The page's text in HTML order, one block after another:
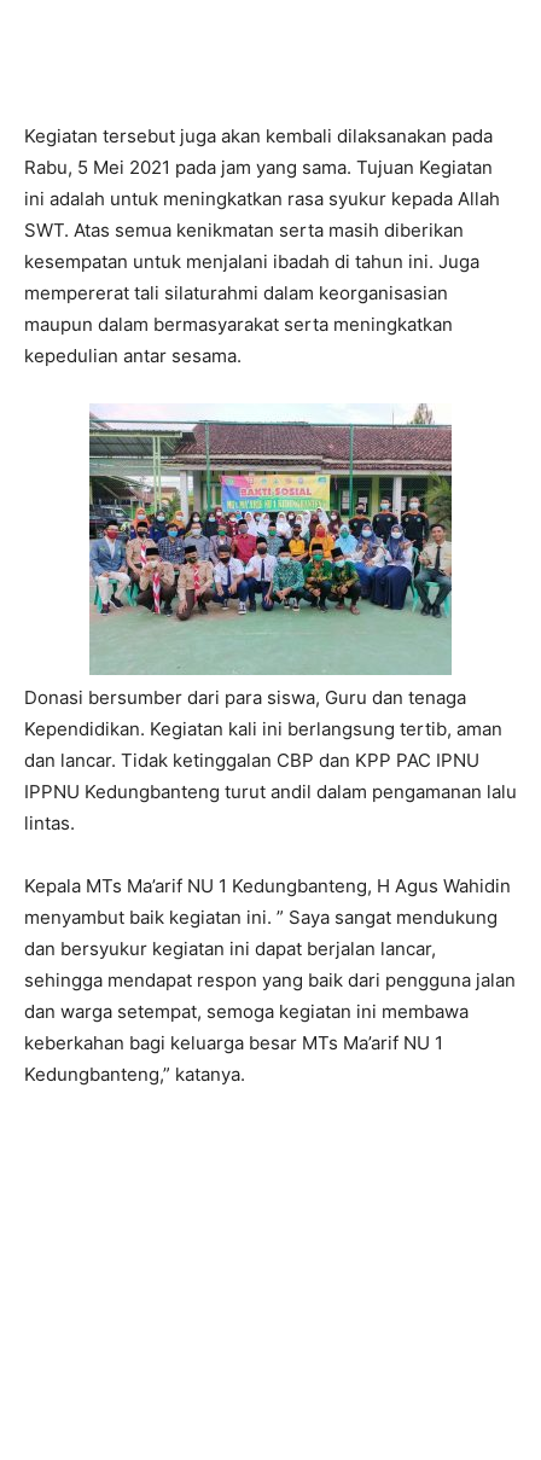
Kegiatan tersebut juga akan kembali dilaksanakan pada
Rabu, 5 Mei 2021 pada jam yang sama. Tujuan Kegiatan
ini adalah untuk meningkatkan rasa syukur kepada Allah
SWT. Atas semua kenikmatan serta masih diberikan
kesempatan untuk menjalani ibadah di tahun ini. Juga
mempererat tali silaturahmi dalam keorganisasian
maupun dalam bermasyarakat serta meningkatkan
kepedulian antar sesama.
Donasi bersumber dari para siswa, Guru dan tenaga
Kependidikan. Kegiatan kali ini berlangsung tertib, aman
dan lancar. Tidak ketinggalan CBP dan KPP PAC IPNU
IPPNU Kedungbanteng turut andil dalam pengamanan lalu
lintas.
Kepala MTs Ma’arif NU 1 Kedungbanteng, H Agus Wahidin
menyambut baik kegiatan ini. ” Saya sangat mendukung
dan bersyukur kegiatan ini dapat berjalan lancar,
sehingga mendapat respon yang baik dari pengguna jalan
dan warga setempat, semoga kegiatan ini membawa
keberkahan bagi keluarga besar MTs Ma’arif NU 1
Kedungbanteng,” katanya.